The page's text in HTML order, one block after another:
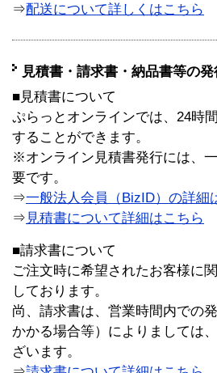
⇒配送について詳しくはこちら
見積書・請求書・納品書等の
■見積書について
ぷらっとオンラインでは、24時
することができます。
※オンライン見積書発行には、
要です。
⇒一般法人会員（BizID）の詳細
⇒ 見積書について詳細はこちら
■請求書について
ご注文時に希望されたお客様に
しております。
尚、請求書は、営業時間内での
かかる場合等）によりましては
ざいます。